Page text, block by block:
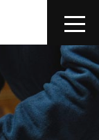
toggle